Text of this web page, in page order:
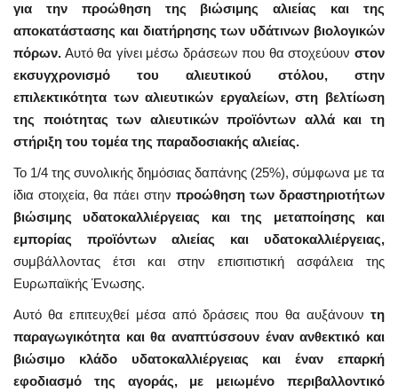
για την προώθηση της βιώσιμης αλιείας και της
αποκατάστασης και διατήρησης των υδάτινων βιολογικών
πόρων. Αυτό θα γίνει μέσω δράσεων που θα στοχεύουν στον
εκσυγχρονισμό του αλιευτικού στόλου, στην
επιλεκτικότητα των αλιευτικών εργαλείων, στη βελτίωση
της ποιότητας των αλιευτικών προϊόντων αλλά και τη
στήριξη του τομέα της παραδοσιακής αλιείας.
Το 1/4 της συνολικής δημόσιας δαπάνης (25%), σύμφωνα με τα
ίδια στοιχεία, θα πάει στην προώθηση των δραστηριοτήτων
βιώσιμης υδατοκαλλιέργειας και της μεταποίησης και
εμπορίας προϊόντων αλιείας και υδατοκαλλιέργειας,
συμβάλλοντας έτσι και στην επισιτιστική ασφάλεια της
Ευρωπαϊκής Ένωσης.
Αυτό θα επιτευχθεί μέσα από δράσεις που θα αυξάνουν τη
παραγωγικότητα και θα αναπτύσσουν έναν ανθεκτικό και
βιώσιμο κλάδο υδατοκαλλιέργειας και έναν επαρκή
εφοδιασμό της αγοράς, με μειωμένο περιβαλλοντικό